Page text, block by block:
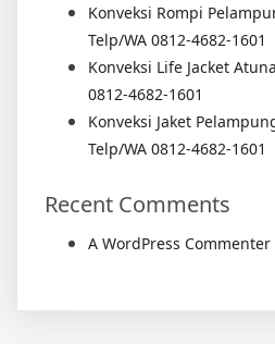
Konveksi Rompi
Telp/WA 0812-4682-1601
Konveksi Life Jacket
0812-4682-1601
Konveksi Jaket
Telp/WA 0812-4682-1601
Recent Comments
A WordPress Commenter